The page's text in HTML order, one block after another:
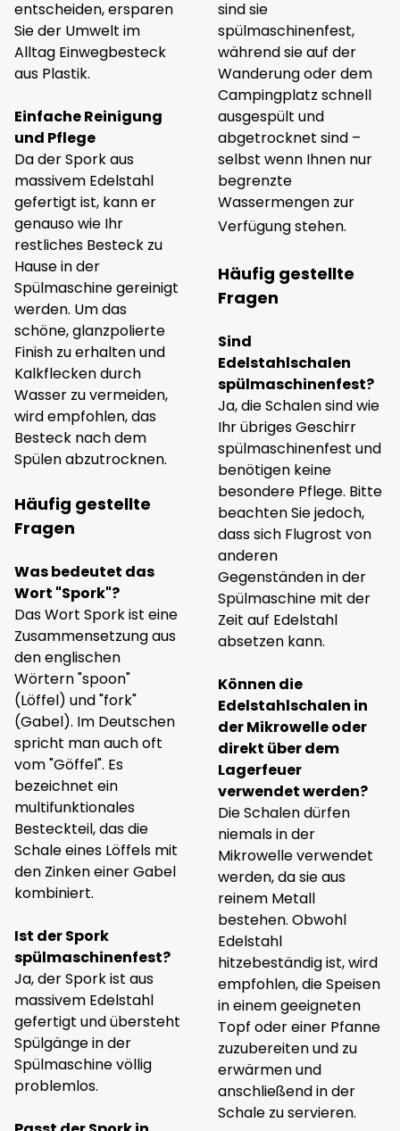
entscheiden, ersparen
Sie der Umwelt im
Alltag Einwegbesteck
aus Plastik.
Einfache Reinigung
und Pflege
Da der Spork aus
massivem Edelstahl
gefertigt ist, kann er
genauso wie Ihr
restliches Besteck zu
Hause in der
Spülmaschine gereinigt
werden. Um das
schöne, glanzpolierte
Finish zu erhalten und
Kalkflecken durch
Wasser zu vermeiden,
wird empfohlen, das
Besteck nach dem
Spülen abzutrocknen.
Häufig gestellte
Fragen
Was bedeutet das
Wort "Spork"?
Das Wort Spork ist eine
Zusammensetzung aus
den englischen
Wörtern "spoon"
(Löffel) und "fork"
(Gabel). Im Deutschen
spricht man auch oft
vom "Göffel". Es
bezeichnet ein
multifunktionales
Besteckteil, das die
Schale eines Löffels mit
den Zinken einer Gabel
kombiniert.
Ist der Spork
spülmaschinenfest?
Ja, der Spork ist aus
massivem Edelstahl
gefertigt und übersteht
Spülgänge in der
Spülmaschine völlig
problemlos.
sind sie
spülmaschinenfest,
während sie auf der
Wanderung oder dem
Campingplatz schnell
ausgespült und
abgetrocknet sind –
selbst wenn Ihnen nur
begrenzte
Wassermengen zur
Verfügung stehen.
Häufig gestellte
Fragen
Sind
Edelstahlschalen
spülmaschinenfest?
Ja, die Schalen sind wie
Ihr übriges Geschirr
spülmaschinenfest und
benötigen keine
besondere Pflege. Bitte
beachten Sie jedoch,
dass sich Flugrost von
anderen
Gegenständen in der
Spülmaschine mit der
Zeit auf Edelstahl
absetzen kann.
Können die
Edelstahlschalen in
der Mikrowelle oder
direkt über dem
Lagerfeuer
verwendet werden?
Die Schalen dürfen
niemals in der
Mikrowelle verwendet
werden, da sie aus
reinem Metall
bestehen. Obwohl
Edelstahl
hitzebeständig ist, wird
empfohlen, die Speisen
in einem geeigneten
Topf oder einer Pfanne
zuzubereiten und zu
erwärmen und
anschließend in der
Schale zu servieren.